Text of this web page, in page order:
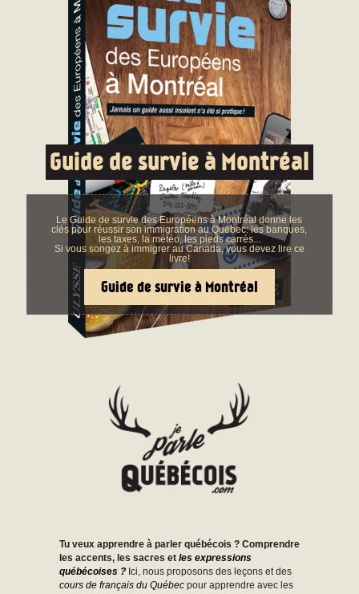
Guide de survie à Montréal
Le Guide de survie des Européens à Montréal donne les
clés pour réussir son immigration au Québec: les banques,
les taxes, la météo, les pieds carrés...
Si vous songez à immigrer au Canada, vous devez lire ce
livre!
Guide de survie à Montréal
Tu veux apprendre à parler québécois ? Comprendre
les accents, les sacres et les expressions
québécoises ? Ici, nous proposons des leçons et des
cours de français du Québec pour apprendre avec les